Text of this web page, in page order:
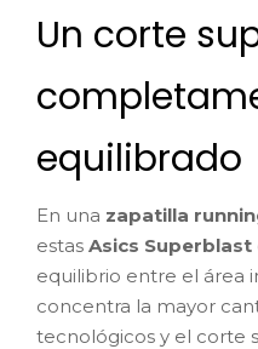
Un corte
equilibrado
En una zapatilla
estas Asics Superblast
equilibrio entre el área
concentra la mayor
tecnológicos y el corte